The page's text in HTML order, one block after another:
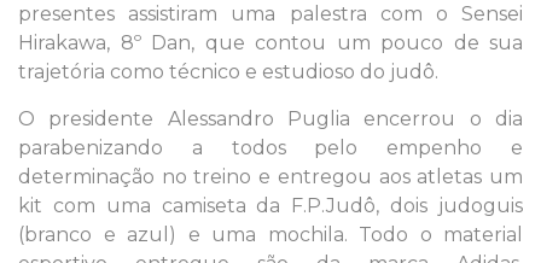
presentes assistiram uma palestra com o Sensei
Hirakawa, 8º Dan, que contou um pouco de sua
trajetória como técnico e estudioso do judô.
O presidente Alessandro Puglia encerrou o dia
parabenizando a todos pelo empenho e
determinação no treino e entregou aos atletas um
kit com uma camiseta da F.P.Judô, dois judoguis
(branco e azul) e uma mochila. Todo o material